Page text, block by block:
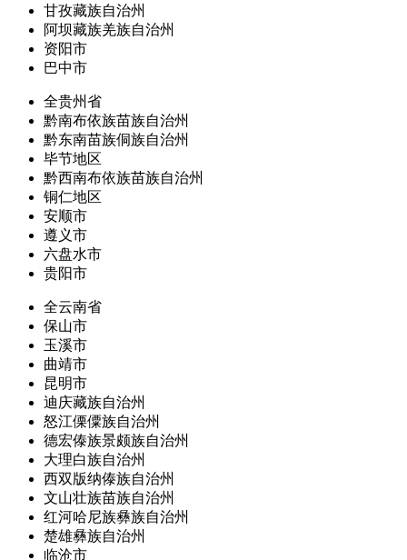
甘孜藏族自治州
阿坝藏族羌族自治州
资阳市
巴中市
全贵州省
黔南布依族苗族自治州
黔东南苗族侗族自治州
毕节地区
黔西南布依族苗族自治州
铜仁地区
安顺市
遵义市
六盘水市
贵阳市
全云南省
保山市
玉溪市
曲靖市
昆明市
迪庆藏族自治州
怒江傈僳族自治州
德宏傣族景颇族自治州
大理白族自治州
西双版纳傣族自治州
文山壮族苗族自治州
红河哈尼族彝族自治州
楚雄彝族自治州
临沧市